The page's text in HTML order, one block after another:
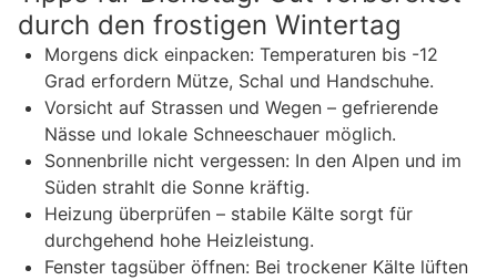
durch den frostigen Wintertag
Morgens dick einpacken: Temperaturen bis -12
Grad erfordern Mütze, Schal und Handschuhe.
Vorsicht auf Strassen und Wegen – gefrierende
Nässe und lokale Schneeschauer möglich.
Sonnenbrille nicht vergessen: In den Alpen und im
Süden strahlt die Sonne kräftig.
Heizung überprüfen – stabile Kälte sorgt für
durchgehend hohe Heizleistung.
Fenster tagsüber öffnen: Bei trockener Kälte lüften